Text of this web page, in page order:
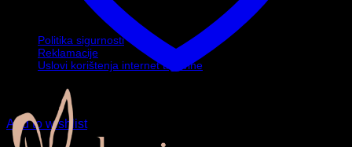
Add to wishlist
Politika sigurnosti
Reklamacije
Uslovi korištenja internet trgovine